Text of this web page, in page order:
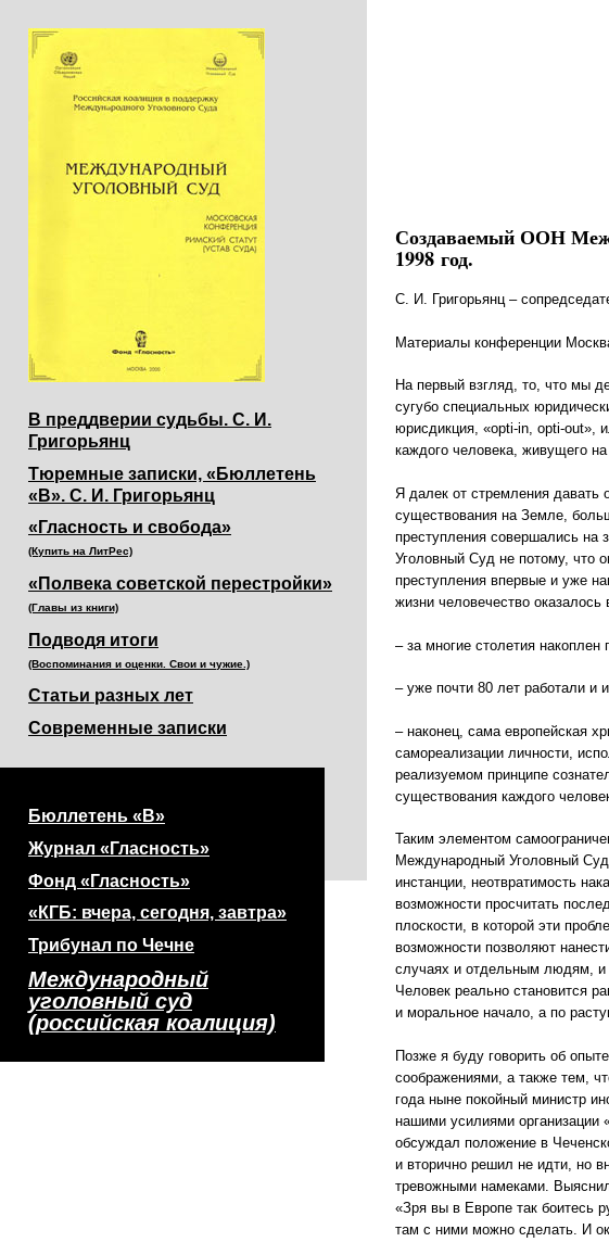
В преддверии судьбы. С. И.
Григорьянц
Тюремные записки, «Бюллетень
«В». С. И. Григорьянц
«Гласность и свобода»
(Купить на ЛитРес)
«Полвека советской перестройки»
(Главы из книги)
Подводя итоги
(Воспоминания и оценки. Свои и чужие.)
Статьи разных лет
Современные записки
Бюллетень «В»
Журнал «Гласность»
Фонд «Гласность»
«КГБ: вчера, сегодня, завтра»
Трибунал по Чечне
Международный
уголовный суд
(российская коалиция)
Создаваемый ООН
1998 год.
С. И. Григорьянц –
Материалы конференции
На первый взгляд, то, что мы
сугубо специальных
юрисдикция, «opti-in, opti-out»,
каждого человека, живущего
Я далек от стремления давать
существования на Земле,
преступления совершались на
Уголовный Суд не потому, что
преступления впервые и уже
жизни человечество
– за многие столетия
– уже почти 80 лет работали
– наконец, сама европейская
самореализации личности,
реализуемом принципе
существования каждого
Таким элементом
Международный Уголовный
инстанции, неотвратимость
возможности просчитать
плоскости, в которой эти
возможности позволяют
случаях и отдельным людям, и
Человек реально становится
и моральное начало, а по
Позже я буду говорить об
соображениями, а также тем,
года ныне покойный министр
нашими усилиями организации
обсуждал положение в
и вторично решил не идти, но
тревожными намеками.
«Зря вы в Европе так боитесь
там с ними можно сделать. И